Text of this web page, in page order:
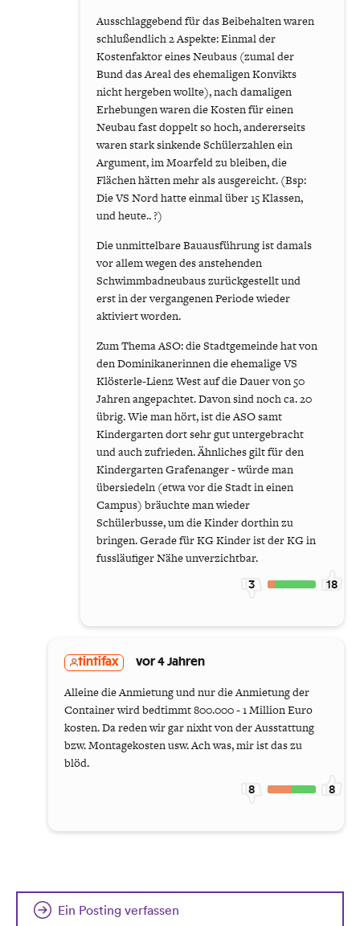
Ausschlaggebend für das Beibehalten waren
schlußendlich 2 Aspekte: Einmal der
Kostenfaktor eines Neubaus (zumal der
Bund das Areal des ehemaligen Konvikts
nicht hergeben wollte), nach damaligen
Erhebungen waren die Kosten für einen
Neubau fast doppelt so hoch, andererseits
waren stark sinkende Schülerzahlen ein
Argument, im Moarfeld zu bleiben, die
Flächen hätten mehr als ausgereicht. (Bsp:
Die VS Nord hatte einmal über 15 Klassen,
und heute.. ?)
Die unmittelbare Bauausführung ist damals
vor allem wegen des anstehenden
Schwimmbadneubaus zurückgestellt und
erst in der vergangenen Periode wieder
aktiviert worden.
Zum Thema ASO: die Stadtgemeinde hat von
den Dominikanerinnen die ehemalige VS
Klösterle-Lienz West auf die Dauer von 50
Jahren angepachtet. Davon sind noch ca. 20
übrig. Wie man hört, ist die ASO samt
Kindergarten dort sehr gut untergebracht
und auch zufrieden. Ähnliches gilt für den
Kindergarten Grafenanger - würde man
übersiedeln (etwa vor die Stadt in einen
Campus) bräuchte man wieder
Schülerbusse, um die Kinder dorthin zu
bringen. Gerade für KG Kinder ist der KG in
fussläufiger Nähe unverzichtbar.
3 18
tintifax vor 4 Jahren
Alleine die Anmietung und nur die Anmietung der
Container wird bedtimmt 800.000 - 1 Million Euro
kosten. Da reden wir gar nixht von der Ausstattung
bzw. Montagekosten usw. Ach was, mir ist das zu
blöd.
8 8
Ein Posting verfassen